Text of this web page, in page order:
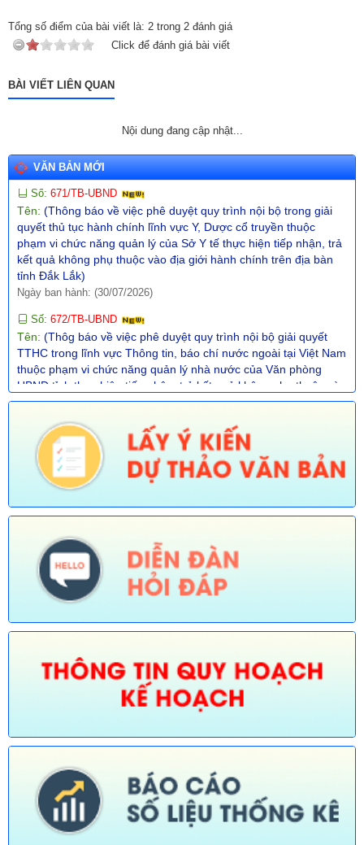
Tổng số điểm của bài viết là: 2 trong 2 đánh giá
Click để đánh giá bài viết
BÀI VIẾT LIÊN QUAN
Nội dung đang cập nhật...
VĂN BẢN MỚI
năng quản lý của Sở Giáo dục và Đào tạo)
Ngày ban hành: (31/07/2026)
Tên:(Thông báo về việc công bố Danh mục thủ tục hành chính
ban hành mới trong lĩnh vực phòng cháy, chữa cháy và cứu
địa bàn tỉnh Đắk Lắk)
Số:671/TB-UBND
Tên:(Thông báo về việc phê duyệt quy trình nội bộ trong giải
quyết thủ tục hành chính lĩnh vực Y, Dược cổ truyền thuộc
phạm vi chức năng quản lý của Sở Y tế thực hiện tiếp nhận, trả
kết quả không phụ thuộc vào địa giới hành chính trên địa bàn
tỉnh Đắk Lắk)
Ngày ban hành: (30/07/2026)
Tên:(Thôg báo về việc phê duyệt quy trình nội bộ giải quyết
TTHC trong lĩnh vực Thông tin, báo chí nước ngoài tại Việt Nam
thuộc phạm vi chức năng quản lý nhà nước của Văn phòng
UBND tỉnh thực hiện tiếp nhận, trả kết quả không phụ thuộc vào
ĐGHC)
Ngày ban hành: (30/07/2026)
Số:673/TB-UBND
Tên:
(Thông báo về việc công bố Danh mục thủ tục hành chính
được sửa đổi, bổ sung trong lĩnh vực Phát thanh truyền hình và
thông tin điện tử thuộc phạm vi chức năng quản lý của Sở Văn
674/TB-UBND
Tên:(Thông báo về việc công bố Danh mục thủ tục hành chính
được sửa đổi, bổ sung, thay thế, bãi bỏ trong lĩnh vực đường
thủy nội địa thuộc phạm vi chức năng quản lý của Sở Xây dựng)
Ngày ban hành: (30/07/2026)
Số:675/TB-UBND
bị bãi bỏ trong lĩnh vực nông nghiệp thuộc phạm vi chức năng
quản lý của Sở Nông nghiệp và Môi trường)
Ngày ban hành: (30/07/2026)
Tên:(Thông báo về việc công bố thủ tục hành chính nội bộ
phạm vi chức năng quản lý của Sở Xây dựng)
Ngày ban hành: (30/07/2026)
Số: 677/TB-UBND
(Thông báo về việc công bố Danh mục thủ tục hành chính